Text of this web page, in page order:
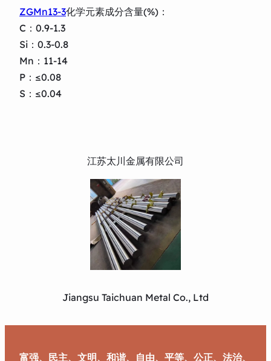
ZGMn13-3化学元素成分含量(%)：
C：0.9-1.3
Si：0.3-0.8
Mn：11-14
P：≤0.08
S：≤0.04
江苏太川金属有限公司
Jiangsu Taichuan Metal Co., Ltd
富强、民主、文明、和谐、自由、平等、公正、法治、